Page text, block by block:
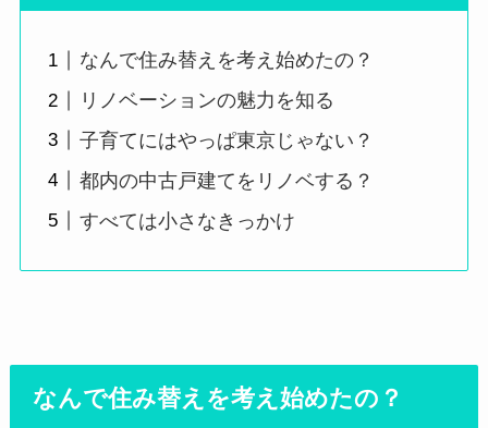
なんで住み替えを考え始めたの？
リノベーションの魅力を知る
子育てにはやっぱ東京じゃない？
都内の中古戸建てをリノベする？
すべては小さなきっかけ
なんで住み替えを考え始めたの？